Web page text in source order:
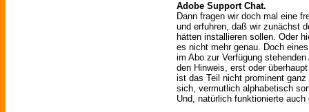
Adobe Support Chat.
Dann fragen wir doch mal eine
und erfuhren, daß wir zunächst
hätten installieren sollen. Oder
es nicht mehr genau. Doch
im Abo zur Verfügung
den Hinweis, erst oder
ist das Teil nicht prominent
sich, vermutlich alphabetisch
Und, natürlich funktionierte